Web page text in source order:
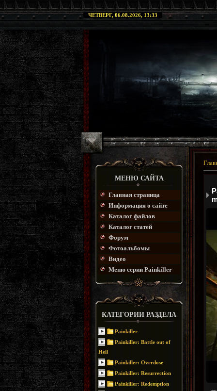
ЧЕТВЕРГ, 06.08.2026, 13:33
МЕНЮ САЙТА
Главная страница
Информация о сайте
Каталог файлов
Каталог статей
Форум
Фотоальбомы
Видео
Меню серии Painkiller
КАТЕГОРИИ РАЗДЕЛА
Painkiller
Painkiller: Battle out of
Hell
Painkiller: Overdose
Painkiller: Resurrection
Painkiller: Redemption